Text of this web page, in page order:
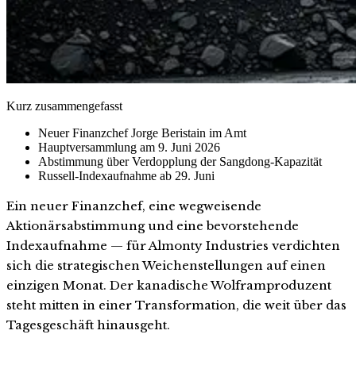
Kurz zusammengefasst
Neuer Finanzchef Jorge Beristain im Amt
Hauptversammlung am 9. Juni 2026
Abstimmung über Verdopplung der Sangdong-Kapazität
Russell-Indexaufnahme ab 29. Juni
Ein neuer Finanzchef, eine wegweisende
Aktionärsabstimmung und eine bevorstehende
Indexaufnahme — für Almonty Industries verdichten
sich die strategischen Weichenstellungen auf einen
einzigen Monat. Der kanadische Wolframproduzent
steht mitten in einer Transformation, die weit über das
Tagesgeschäft hinausgeht.